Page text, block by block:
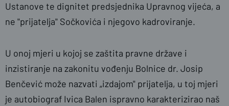
Ustanove te dignitet predsjednika Upravnog vijeća, a
ne "prijatelja" Sočkovića i njegovo kadroviranje.
U onoj mjeri u kojoj se zaštita pravne države i
inzistiranje na zakonitu vođenju Bolnice dr. Josip
Benčević može nazvati „izdajom" prijatelja, u toj mjeri
je autobiograf Ivica Balen ispravno karakterizirao naš